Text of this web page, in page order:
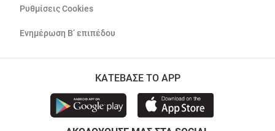
Ρυθμίσεις Cookies
Ενημέρωση Β’ επιπέδου
ΚΑΤΕΒΑΣΕ ΤΟ APP